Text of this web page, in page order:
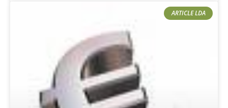
ARTICLE LDA